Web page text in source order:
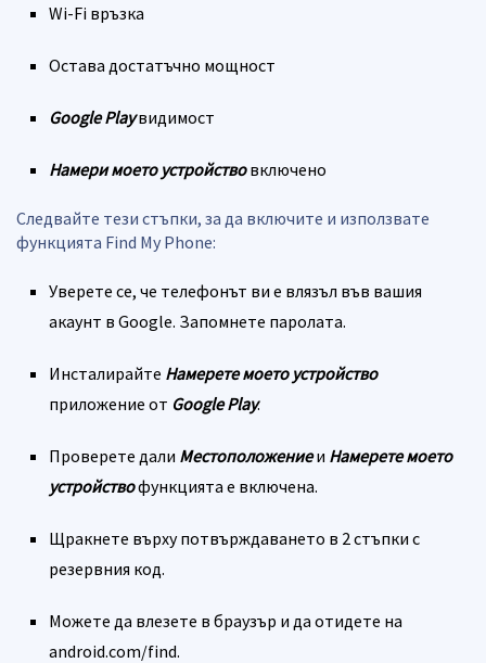
Wi-Fi връзка
Остава достатъчно мощност
Google Playвидимост
Намери моето устройствовключено
Следвайте тези стъпки, за да включите и използвате
функцията Find My Phone:
Уверете се, че телефонът ви е влязъл във вашия
акаунт в Google. Запомнете паролата.
Инсталирайте Намерете моето устройство
приложение от Google Play.
Проверете дали Местоположениеи Намерете моето
устройствофункцията е включена.
Щракнете върху потвърждаването в 2 стъпки с
резервния код.
Можете да влезете в браузър и да отидете на
android.com/find.